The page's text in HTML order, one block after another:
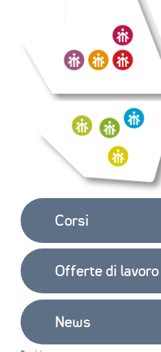
Corsi
Offerte di lavoro
News